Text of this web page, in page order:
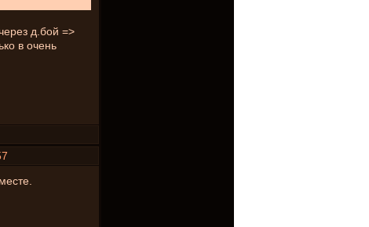
д.бой =>
в очень